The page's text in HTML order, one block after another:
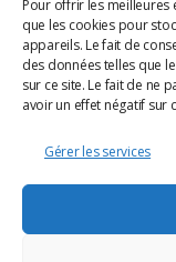
Pour offrir les meilleures
que les cookies pour
appareils. Le fait de
des données telles que
sur ce site. Le fait de ne
avoir un effet négatif sur
Gérer les services